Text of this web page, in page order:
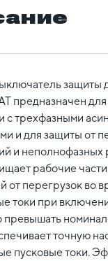
защиты
предназначен
с трехфазными
и для защиты от
и
рабочие части
от перегрузок во
токи при
превышать
точную
пусковые токи.